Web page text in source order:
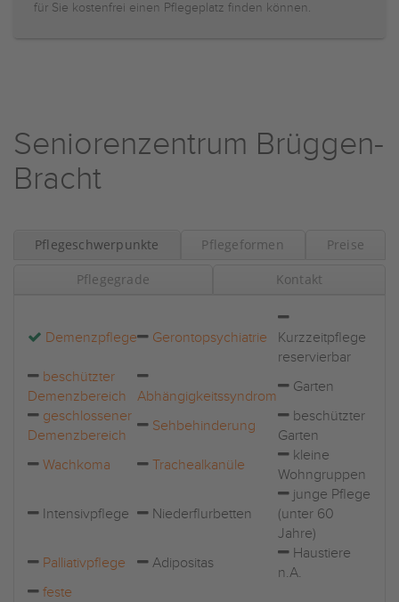
für Sie kostenfrei einen Pflegeplatz finden können.
Seniorenzentrum Brüggen-
Bracht
Pflegeschwerpunkte Pflegeformen Preise
Pflegegrade Kontakt
Demenzpflege Gerontopsychiatrie
Kurzzeitpflege
reservierbar
beschützter
Demenzbereich
Abhängigkeitssyndrom
Garten
geschlossener
Demenzbereich
Sehbehinderung
beschützter
Garten
Wachkoma
Trachealkanüle
kleine
Wohngruppen
Intensivpflege Niederflurbetten
junge Pflege
(unter 60
Jahre)
Palliativpflege
Adipositas
Haustiere
n.A.
feste